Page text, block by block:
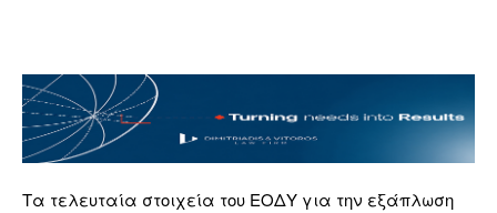
Τα τελευταία στοιχεία του ΕΟΔΥ για την εξάπλωση